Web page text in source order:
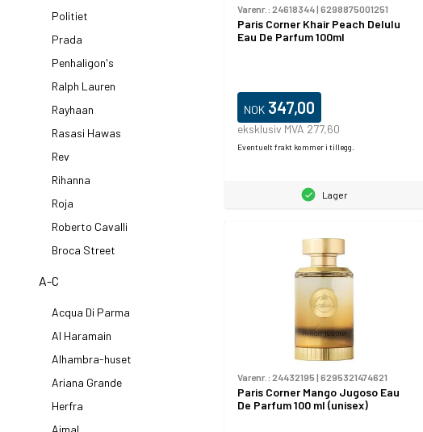
Politiet
Prada
Penhaligon's
Ralph Lauren
Rayhaan
Rasasi Hawas
Rev
Rihanna
Roja
Roberto Cavalli
Broca Street
A-C
Acqua Di Parma
Al Haramain
Alhambra-huset
Ariana Grande
Herfra
Ajmal
Varenr.: 24618344| 6298875001251
Paris Corner Khair Peach Delulu
Eau De Parfum 100ml
NOK 347,00
eksklusiv MVA 277,60
Eventuelt frakt kommer i tillegg.
Lager
Varenr.: 24432195 | 6295321474621
Paris Corner Mango Jugoso Eau
De Parfum 100 ml (unisex)